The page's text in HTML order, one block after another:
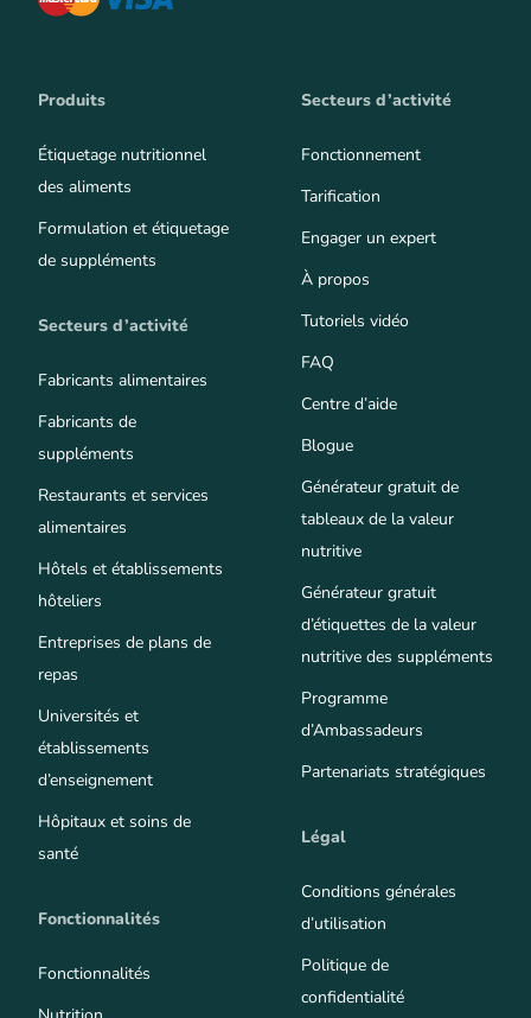
Produits
Étiquetage nutritionnel
des aliments
Formulation et étiquetage
de suppléments
Secteurs d’activité
Fabricants alimentaires
Fabricants de
suppléments
Restaurants et services
alimentaires
Hôtels et établissements
hôteliers
Entreprises de plans de
repas
Universités et
établissements
d’enseignement
Hôpitaux et soins de
santé
Fonctionnalités
Fonctionnalités
Secteurs d’activité
Fonctionnement
Tarification
Engager un expert
À propos
Tutoriels vidéo
FAQ
Centre d’aide
Blogue
Générateur gratuit de
tableaux de la valeur
nutritive
Générateur gratuit
d’étiquettes de la valeur
nutritive des suppléments
Programme
d’Ambassadeurs
Partenariats stratégiques
Légal
Conditions générales
d’utilisation
Politique de
confidentialité